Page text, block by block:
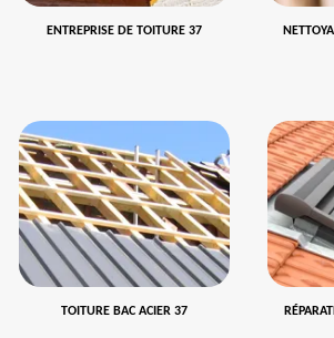
ENTREPRISE DE TOITURE 37
TOITURE BAC ACIER 37